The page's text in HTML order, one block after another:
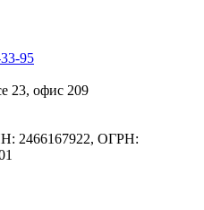
95
23, офис 209
2466167922, ОГРН: